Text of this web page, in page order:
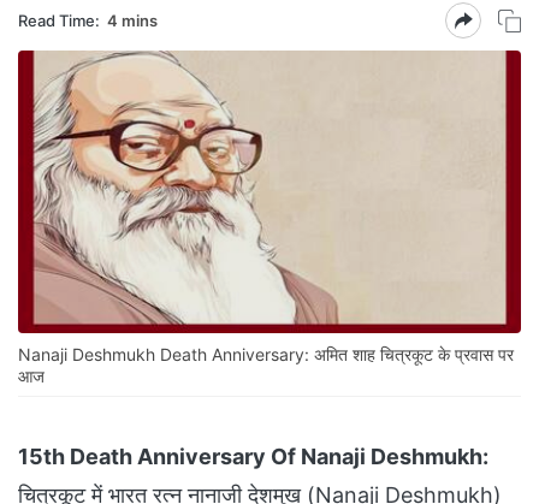
Read Time: 4 mins
Nanaji Deshmukh Death Anniversary: अमित शाह चित्रकूट के प्रवास पर
आज
15th Death Anniversary Of Nanaji Deshmukh:
चित्रकूट में भारत रत्न नानाजी देशमुख (Nanaji Deshmukh)